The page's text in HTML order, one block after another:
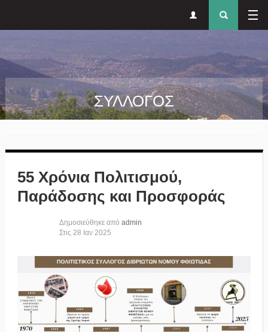
μενού
ΣΥΛΛΟΓΟΣ
55 Χρόνια Πολιτισμού,
Παράδοσης και Προσφοράς
Δημοσιεύθηκε από admin
Στις 28 Ιαν 2025